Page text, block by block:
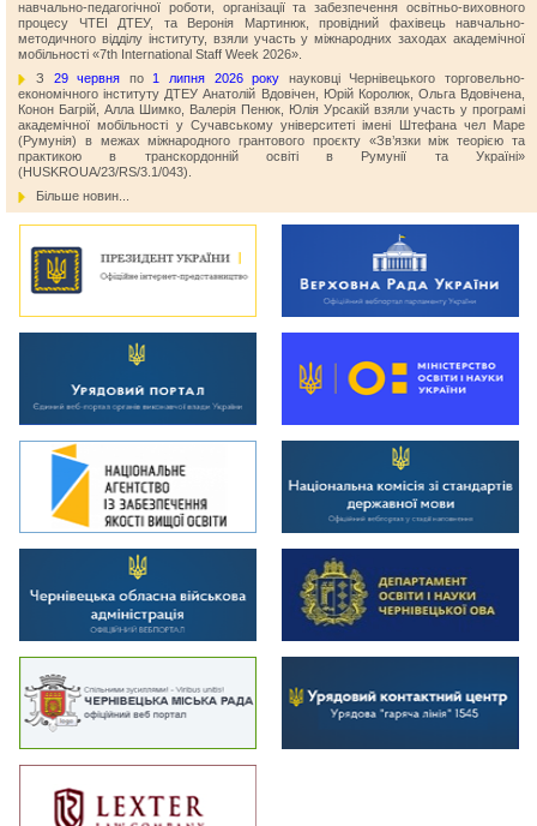
навчально-педагогічної роботи, організації та забезпечення освітньо-виховного
процесу ЧТЕІ ДТЕУ, та Веронія Мартинюк, провідний фахівець навчально-
методичного відділу інституту, взяли участь у міжнародних заходах академічної
мобільності «7th International Staff Week 2026».
З 29 червня по 1 липня 2026 року науковці Чернівецького торговельно-
економічного інституту ДТЕУ Анатолій Вдовічен, Юрій Королюк, Ольга Вдовічена,
Конон Багрій, Алла Шимко, Валерія Пенюк, Юлія Урсакій взяли участь у програмі
академічної мобільності у Сучавському університеті імені Штефана чел Маре
(Румунія) в межах міжнародного грантового проєкту «Зв’язки між теорією та
практикою в транскордонній освіті в Румунії та Україні»
(HUSKROUA/23/RS/3.1/043).
Більше новин...